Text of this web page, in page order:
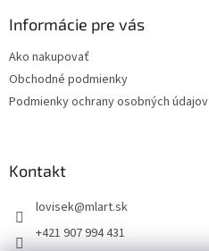
Informácie pre vás
Ako nakupovať
Obchodné podmienky
Podmienky ochrany osobných údajov
Kontakt
lovisek@mlart.sk
+421 907 994 431